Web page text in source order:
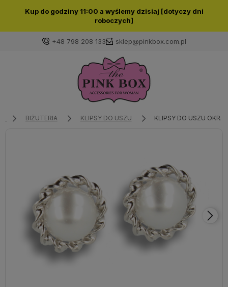
Kup do godziny 11:00 a wyślemy dzisiaj [dotyczy dni
roboczych]
+48 798 208 133 sklep@pinkbox.com.pl
Zaloguj się
Wybierz coś dla siebie z naszej aktualnej oferty lub
zaloguj się, aby przywrócić dodane produkty do listy
z poprzedniej sesji.
BIŻUTERIA KLIPSY DO USZU KLIPSY DO USZU